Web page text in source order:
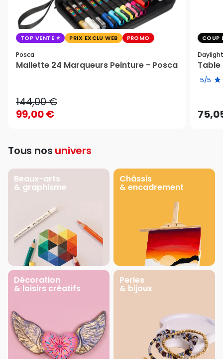
TOP VENTE PRIX EXCLU WEB PROMO
Posca
Mallette 24 Marqueurs Peinture - Posca
144,00 €
99,00 €
COUP
Daylight
Table
5/5
Tous nos univers
Beaux-arts
& graphisme
Châssis
& encadrement
Décoration
& loisirs créatifs
Perles
& bijoux